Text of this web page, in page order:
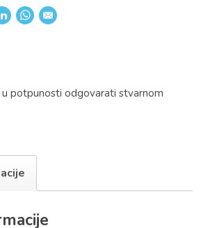
potpunosti odgovarati stvarnom